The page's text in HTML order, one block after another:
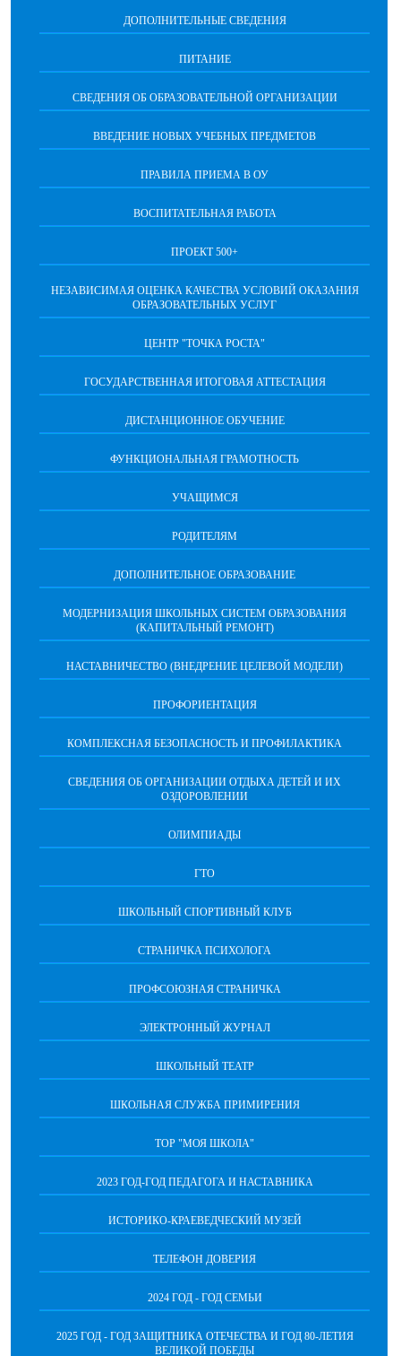
ДОПОЛНИТЕЛЬНЫЕ СВЕДЕНИЯ
ПИТАНИЕ
СВЕДЕНИЯ ОБ ОБРАЗОВАТЕЛЬНОЙ ОРГАНИЗАЦИИ
ВВЕДЕНИЕ НОВЫХ УЧЕБНЫХ ПРЕДМЕТОВ
ПРАВИЛА ПРИЕМА В ОУ
ВОСПИТАТЕЛЬНАЯ РАБОТА
ПРОЕКТ 500+
НЕЗАВИСИМАЯ ОЦЕНКА КАЧЕСТВА УСЛОВИЙ ОКАЗАНИЯ
ОБРАЗОВАТЕЛЬНЫХ УСЛУГ
ЦЕНТР "ТОЧКА РОСТА"
ГОСУДАРСТВЕННАЯ ИТОГОВАЯ АТТЕСТАЦИЯ
ДИСТАНЦИОННОЕ ОБУЧЕНИЕ
ФУНКЦИОНАЛЬНАЯ ГРАМОТНОСТЬ
УЧАЩИМСЯ
РОДИТЕЛЯМ
ДОПОЛНИТЕЛЬНОЕ ОБРАЗОВАНИЕ
МОДЕРНИЗАЦИЯ ШКОЛЬНЫХ СИСТЕМ ОБРАЗОВАНИЯ
(КАПИТАЛЬНЫЙ РЕМОНТ)
НАСТАВНИЧЕСТВО (ВНЕДРЕНИЕ ЦЕЛЕВОЙ МОДЕЛИ)
ПРОФОРИЕНТАЦИЯ
КОМПЛЕКСНАЯ БЕЗОПАСНОСТЬ И ПРОФИЛАКТИКА
СВЕДЕНИЯ ОБ ОРГАНИЗАЦИИ ОТДЫХА ДЕТЕЙ И ИХ
ОЗДОРОВЛЕНИИ
ОЛИМПИАДЫ
ГТО
ШКОЛЬНЫЙ СПОРТИВНЫЙ КЛУБ
СТРАНИЧКА ПСИХОЛОГА
ПРОФСОЮЗНАЯ СТРАНИЧКА
ЭЛЕКТРОННЫЙ ЖУРНАЛ
ШКОЛЬНЫЙ ТЕАТР
ШКОЛЬНАЯ СЛУЖБА ПРИМИРЕНИЯ
ТОР "МОЯ ШКОЛА"
2023 ГОД-ГОД ПЕДАГОГА И НАСТАВНИКА
ИСТОРИКО-КРАЕВЕДЧЕСКИЙ МУЗЕЙ
ТЕЛЕФОН ДОВЕРИЯ
2024 ГОД - ГОД СЕМЬИ
2025 ГОД - ГОД ЗАЩИТНИКА ОТЕЧЕСТВА И ГОД 80-ЛЕТИЯ
ВЕЛИКОЙ ПОБЕДЫ